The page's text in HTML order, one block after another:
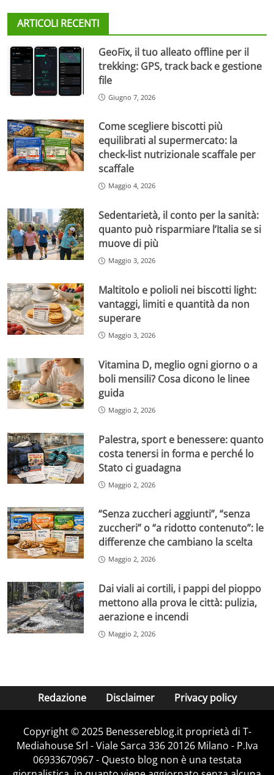
ARTICOLI RECENTI
GeoFix, il tuo alleato offline per il
trekking: GPS, track back e gestione
file
Giugno 7, 2026
Come scegliere biscotti più
equilibrati al supermercato: la
check-list nutrizionale scaffale per
scaffale
Maggio 4, 2026
Sedentarietà, il conto per la sanità:
quanto può risparmiare l’Italia se si
muove di più
Maggio 3, 2026
Maltitolo e polioli nei biscotti light:
vantaggi, limiti e quantità da non
superare
Maggio 3, 2026
Vitamina D, meglio ogni giorno o a
boli mensili? Cosa dicono le linee
guida
Maggio 2, 2026
Palestra, sport e benessere: quanto
costa tenersi in forma e perché lo
Stato ci guadagna
Maggio 2, 2026
“Senza zuccheri aggiunti”, “senza
zuccheri” o “a ridotto contenuto”: le
differenze che cambiano la scelta
Maggio 2, 2026
Dai viali ai cortili, i pappi del pioppo
mettono alla prova le città: pulizia,
aerazione e incendi
Maggio 2, 2026
Redazione Disclaimer Privacy policy
Copyright © 2025 Benessereblog.it proprietà di T-
Mediahouse Srl - Viale Sarca 336 20126 Milano - P.Iva
06933670967 - Questo blog non è una testata